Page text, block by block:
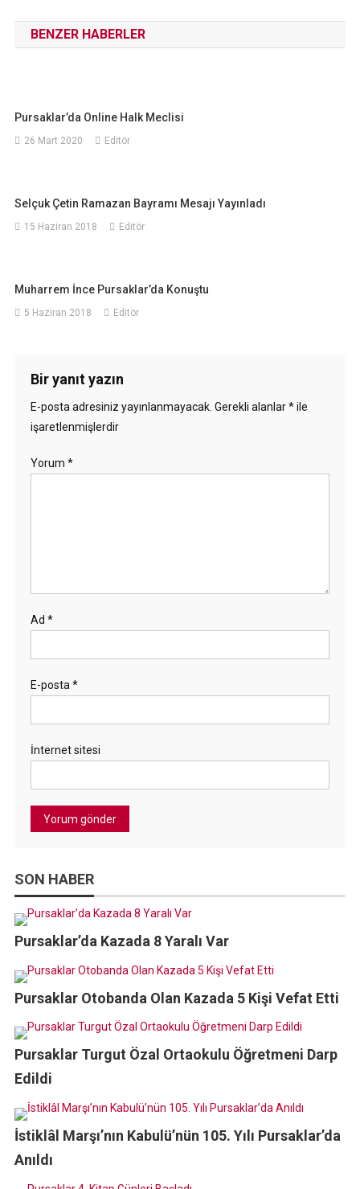
gezinmesi
BENZER HABERLER
Pursaklar’da Online Halk Meclisi
26 Mart 2020 Editör
Selçuk Çetin Ramazan Bayramı Mesajı Yayınladı
15 Haziran 2018 Editör
Muharrem İnce Pursaklar’da Konuştu
5 Haziran 2018 Editör
Bir yanıt yazın
E-posta adresiniz yayınlanmayacak. Gerekli alanlar*ile
işaretlenmişlerdir
Yorum *
Ad *
E-posta *
İnternet sitesi
SON HABER
Pursaklar’da Kazada 8 Yaralı Var
Pursaklar Otobanda Olan Kazada 5 Kişi Vefat Etti
Pursaklar Turgut Özal Ortaokulu Öğretmeni Darp
Edildi
İstiklâl Marşı’nın Kabulü’nün 105. Yılı Pursaklar’da
Anıldı